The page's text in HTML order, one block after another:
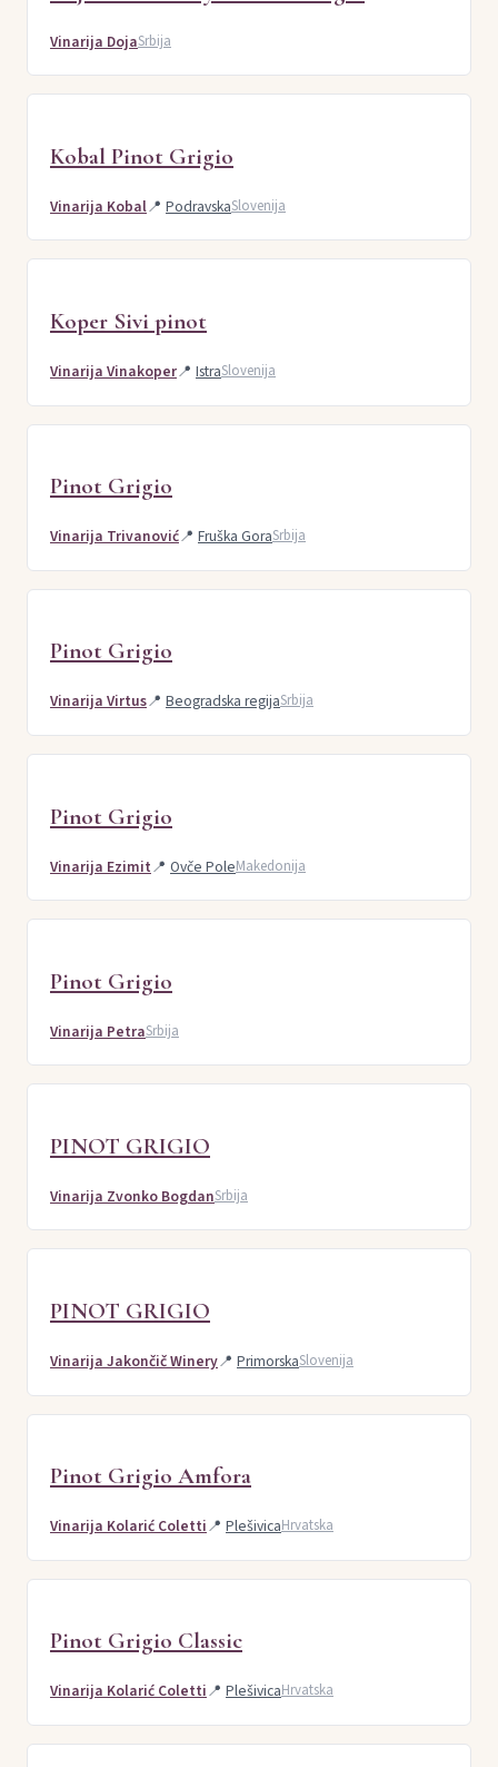
Vinarija DojaSrbija
Kobal Pinot Grigio
Vinarija Kobal📍 PodravskaSlovenija
Koper Sivi pinot
Vinarija Vinakoper📍 IstraSlovenija
Pinot Grigio
Vinarija Trivanović📍 Fruška GoraSrbija
Pinot Grigio
Vinarija Virtus📍 Beogradska regijaSrbija
Pinot Grigio
Vinarija Ezimit📍 Ovče PoleMakedonija
Pinot Grigio
Vinarija PetraSrbija
PINOT GRIGIO
Vinarija Zvonko BogdanSrbija
PINOT GRIGIO
Vinarija Jakončič Winery📍 PrimorskaSlovenija
Pinot Grigio Amfora
Vinarija Kolarić Coletti📍 PlešivicaHrvatska
Pinot Grigio Classic
Vinarija Kolarić Coletti📍 PlešivicaHrvatska